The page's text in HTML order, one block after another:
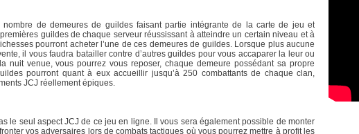
de demeures de guildes faisant partie intégrante de la carte de jeu et
guildes de chaque serveur réussissant à atteindre un certain niveau et à
pourront acheter l’une de ces demeures de guildes. Lorsque plus aucune
il vous faudra batailler contre d’autres guildes pour vous accaparer la leur ou
nuit venue, vous pourrez vous reposer, chaque demeure possédant sa propre
pourront quant à eux accueillir jusqu’à 250 combattants de chaque clan,
JCJ réellement épiques.
le seul aspect JCJ de ce jeu en ligne. Il vous sera également possible de monter
vos adversaires lors de combats tactiques où vous pourrez mettre à profit les